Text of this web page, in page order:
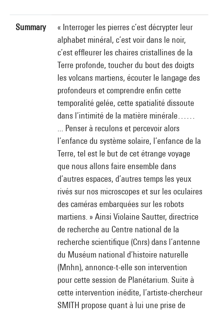
Summary
« Interroger les pierres c’est décrypter leur
alphabet minéral, c’est voir dans le noir,
c’est effleurer les chaires cristallines de la
Terre profonde, toucher du bout des doigts
les volcans martiens, écouter le langage des
profondeurs et comprendre enfin cette
temporalité gelée, cette spatialité dissoute
dans l’intimité de la matière minérale……
... Penser à reculons et percevoir alors
l’enfance du système solaire, l’enfance de la
Terre, tel est le but de cet étrange voyage
que nous allons faire ensemble dans
d’autres espaces, d’autres temps les yeux
rivés sur nos microscopes et sur les oculaires
des caméras embarquées sur les robots
martiens. » Ainsi Violaine Sautter, directrice
de recherche au Centre national de la
recherche scientifique (Cnrs) dans l’antenne
du Muséum national d’histoire naturelle
(Mnhn), annonce-t-elle son intervention
pour cette session de Planétarium. Suite à
cette intervention inédite, l’artiste-chercheur
SMITH propose quant à lui une prise de